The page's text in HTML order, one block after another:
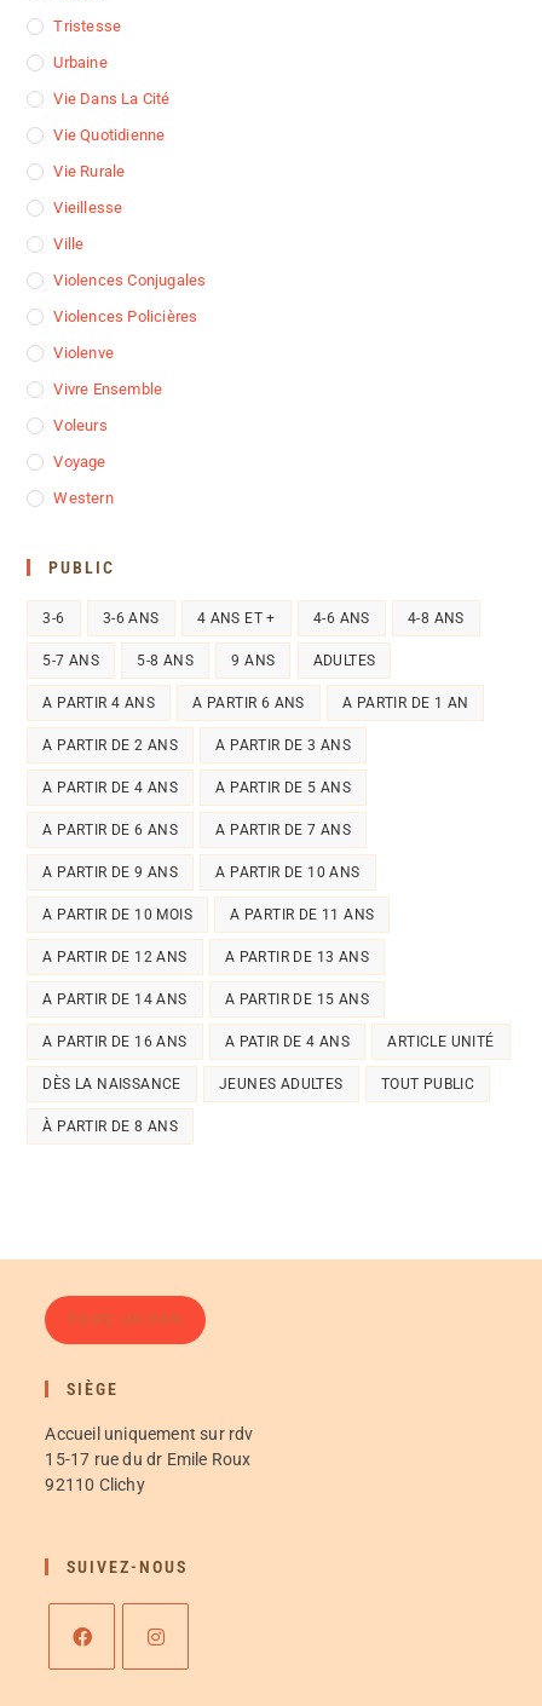
Tristesse
Urbaine
Vie Dans La Cité
Vie Quotidienne
Vie Rurale
Vieillesse
Ville
Violences Conjugales
Violences Policières
Violenve
Vivre Ensemble
Voleurs
Voyage
Western
PUBLIC
3-6 3-6 ANS 4 ANS ET + 4-6 ANS 4-8 ANS
5-7 ANS 5-8 ANS 9 ANS ADULTES
A PARTIR 4 ANS A PARTIR 6 ANS A PARTIR DE 1 AN
A PARTIR DE 2 ANS A PARTIR DE 3 ANS
A PARTIR DE 4 ANS A PARTIR DE 5 ANS
A PARTIR DE 6 ANS A PARTIR DE 7 ANS
A PARTIR DE 9 ANS A PARTIR DE 10 ANS
A PARTIR DE 10 MOIS A PARTIR DE 11 ANS
A PARTIR DE 12 ANS A PARTIR DE 13 ANS
A PARTIR DE 14 ANS A PARTIR DE 15 ANS
A PARTIR DE 16 ANS A PATIR DE 4 ANS ARTICLE UNITÉ
DÈS LA NAISSANCE JEUNES ADULTES TOUT PUBLIC
À PARTIR DE 8 ANS
FAIRE UN DON
SIÈGE
Accueil uniquement sur rdv
15-17 rue du dr Emile Roux
92110 Clichy
SUIVEZ-NOUS